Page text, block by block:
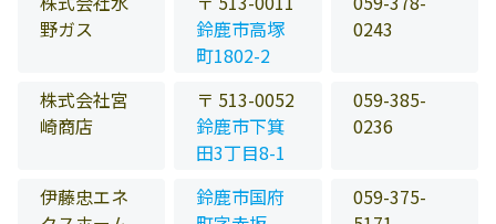
野ガス
鈴鹿市高塚
町1802-2
0243
株式会社宮
崎商店
〒 513-0052
鈴鹿市下箕
田3丁目8-1
059-385-
0236
伊藤忠エネ
鈴鹿市国府
059-375-